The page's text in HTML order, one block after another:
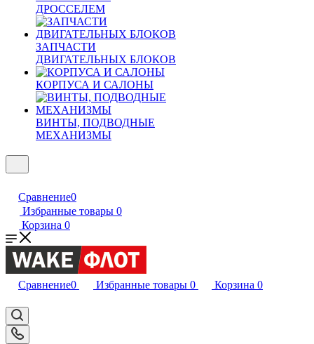
ДРОССЕЛЕМ
ЗАПЧАСТИ
ДВИГАТЕЛЬНЫХ БЛОКОВ
КОРПУСА И САЛОНЫ
ВИНТЫ, ПОДВОДНЫЕ
МЕХАНИЗМЫ
Сравнение0
Избранные товары 0
Корзина 0
Сравнение0 Избранные товары 0 Корзина 0